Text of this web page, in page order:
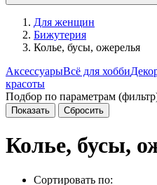
Для женщин
Бижутерия
Колье, бусы, ожерелья
АксессуарыВсё для хобби
красоты
Подбор по параметрам
Колье, бусы,
Сортировать по: